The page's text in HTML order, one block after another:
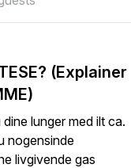
(Explainer
lunger med ilt ca.
nogensinde
livgivende gas